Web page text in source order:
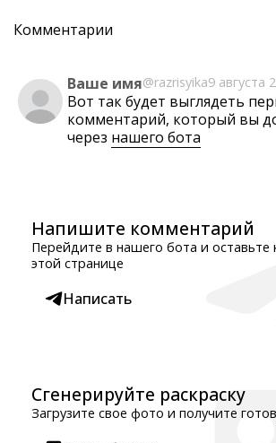
Комментарии
Ваше имя@razrisyika9 августа
Вот так будет выглядеть
комментарий, который вы
через нашего бота
Напишите комментарий
Перейдите в нашего бота и оставьте
этой странице
Написать
Сгенерируйте раскраску
Загрузите свое фото и получите